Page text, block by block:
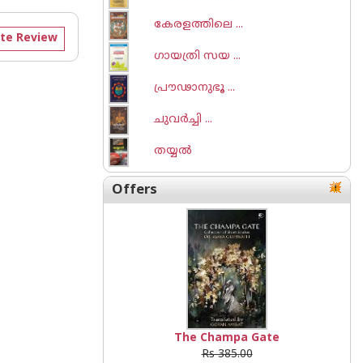
Review
കേരളത്തിലെ ...
ഗായത്രി സയ ...
പ്രൗഢാനുഭൂ ...
ചുവര്‍ച്ചി ...
തയ്യല്‍
Offers
The Champa Gate
Rs 385.00